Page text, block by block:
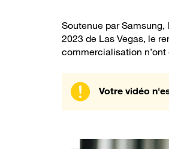
Soutenue par
2023 de Las Vegas, le
commercialisation
Votre vidéo